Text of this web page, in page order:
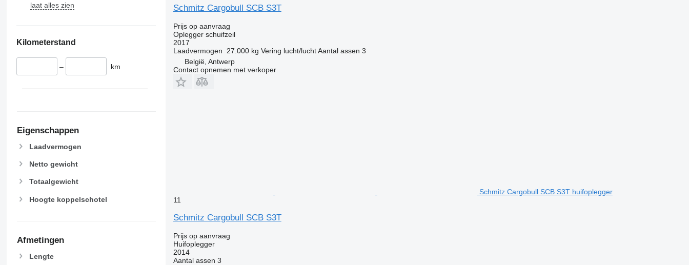
laat alles zien
Kilometerstand
– km
Eigenschappen
Laadvermogen
Netto gewicht
Totaalgewicht
Hoogte koppelschotel
Afmetingen
Lengte
Schmitz Cargobull SCB S3T
Prijs op aanvraag
Oplegger schuifzeil
2017
Laadvermogen
27.000 kg Vering lucht/lucht Aantal assen 3
België, Antwerp
Contact opnemen met verkoper
Schmitz Cargobull SCB S3T huifoplegger
11
Schmitz Cargobull SCB S3T
Prijs op aanvraag
Huifoplegger
2014
Aantal assen 3